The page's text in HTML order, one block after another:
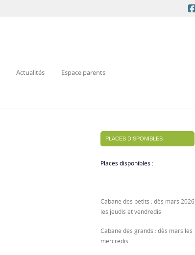
Actualités Espace parents
PLACES DISPONIBLES
Places disponibles :
Cabane des petits : dès mars 2026
les jeudis et vendredis
Cabane des grands : dès mars les
mercredis